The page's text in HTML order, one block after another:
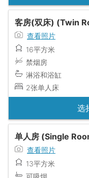
客房(双床) (Twin
查看照片
16平方米
禁烟房
淋浴和浴缸
2张单人床
选
单人房 (Single
查看照片
13平方米
可吸烟